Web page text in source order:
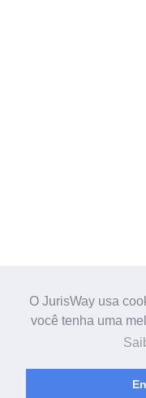
O JurisWay usa
você tenha uma